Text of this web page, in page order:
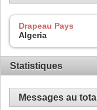
Drapeau Pays
Algeria
Statistiques
Messages au total